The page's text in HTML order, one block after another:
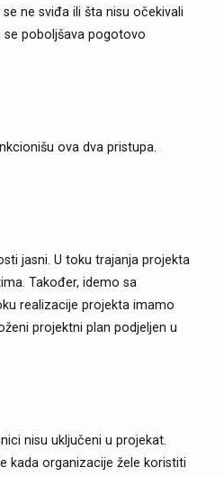
ne sviđa ili šta nisu očekivali
poboljšava pogotovo
ova dva pristupa.
jasni. U toku trajanja projekta
Također, idemo sa
realizacije projekta imamo
projektni plan podjeljen u
nisu uključeni u projekat.
kada organizacije žele koristiti